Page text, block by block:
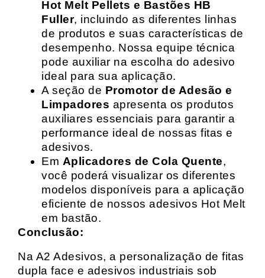
Hot Melt Pellets e Bastões HB
Fuller, incluindo as diferentes linhas
de produtos e suas características de
desempenho. Nossa equipe técnica
pode auxiliar na escolha do adesivo
ideal para sua aplicação.
A seção de Promotor de Adesão e
Limpadores apresenta os produtos
auxiliares essenciais para garantir a
performance ideal de nossas fitas e
adesivos.
Em Aplicadores de Cola Quente,
você poderá visualizar os diferentes
modelos disponíveis para a aplicação
eficiente de nossos adesivos Hot Melt
em bastão.
Conclusão:
Na A2 Adesivos, a personalização de fitas
dupla face e adesivos industriais sob